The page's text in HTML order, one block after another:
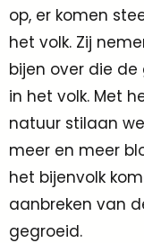
op, er komen
het volk. Zij
bijen over die
in het volk. Met
natuur stilaan
meer en meer
het bijenvolk
aanbreken van
gegroeid.